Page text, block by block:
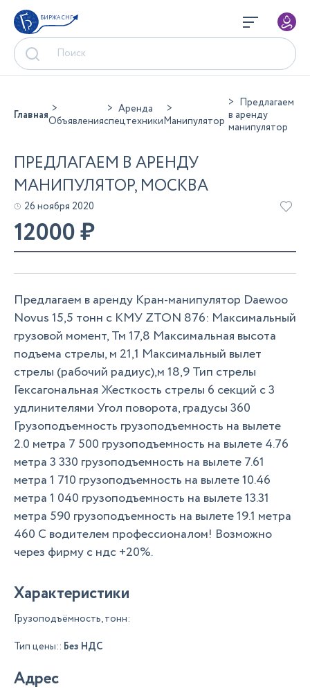
БИРЖА СНГ
ГлавнаяОбъявления
Аренда
спецтехникиМанипулятор
Предлагаем
в аренду
манипулятор
ПРЕДЛАГАЕМ В АРЕНДУ
МАНИПУЛЯТОР, МОСКВА
26 ноября 2020
12000₽
Предлагаем в аренду Кран-манипулятор Daewoo
Novus 15,5 тонн с КМУ ZTON 876: Максимальный
грузовой момент, Тм 17,8 Максимальная высота
подъема стрелы, м 21,1 Максимальный вылет
стрелы (рабочий радиус),м 18,9 Тип стрелы
Гексагональная Жесткость стрелы 6 секций с 3
удлинителями Угол поворота, градусы 360
Грузоподъемность грузоподъемность на вылете
2.0 метра 7 500 грузоподъемность на вылете 4.76
метра 3 330 грузоподъемность на вылете 7.61
метра 1 710 грузоподъемность на вылете 10.46
метра 1 040 грузоподъемность на вылете 13.31
метра 590 грузоподъемность на вылете 19.1 метра
460 C водителем профессионалом! Возможно
через фирму с ндс +20%.
Характеристики
Грузоподъёмность, тонн:
Тип цены:: Без НДС
Адрес